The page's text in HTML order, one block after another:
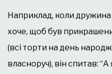
Наприклад, коли дружина
хоче, щоб був
(всі торти на день
власноруч), він спитав: